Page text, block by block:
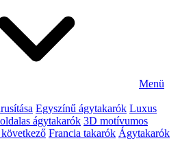
Menü
Egyszínű ágytakarók Luxus
ágytakarók 3D motívumos
Francia takarók Ágytakarók